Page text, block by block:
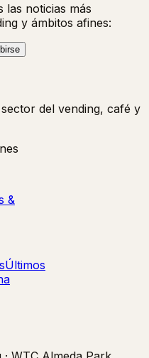
noticias más
y ámbitos afines:
del vending, café y
&
Últimos